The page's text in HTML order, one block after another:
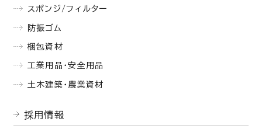
スポンジ/フィルター
防振ゴム
梱包資材
工業用品・安全用品
土木建築・農業資材
採用情報